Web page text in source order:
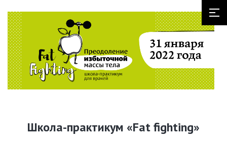
Школа-практикум «Fat fighting»